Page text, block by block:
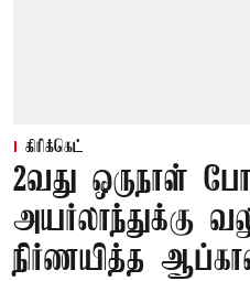
கிரிக்கெட்
2வது ஒருநாள்
அயர்லாந்துக்கு
நிர்ணயித்த